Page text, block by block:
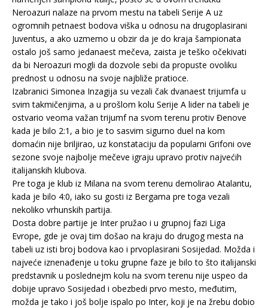
Neroazuri nalaze na prvom mestu na tabeli Serije A uz
ogromnih petnaest bodova viška u odnosu na drugoplasirani
Juventus, a ako uzmemo u obzir da je do kraja šampionata
ostalo još samo jedanaest mečeva, zaista je teško očekivati
da bi Neroazuri mogli da dozvole sebi da propuste ovoliku
prednost u odnosu na svoje najbliže pratioce.
Izabranici Simonea Inzagija su vezali čak dvanaest trijumfa u
svim takmičenjima, a u prošlom kolu Serije A lider na tabeli je
ostvario veoma važan trijumf na svom terenu protiv Đenove
kada je bilo 2:1, a bio je to sasvim sigurno duel na kom
domaćin nije briljirao, uz konstataciju da popularni Grifoni ove
sezone svoje najbolje mečeve igraju upravo protiv najvećih
italijanskih klubova.
Pre toga je klub iz Milana na svom terenu demolirao Atalantu,
kada je bilo 4:0, iako su gosti iz Bergama pre toga vezali
nekoliko vrhunskih partija.
Dosta dobre partije je Inter pružao i u grupnoj fazi Liga
Evrope, gde je ovaj tim došao na kraju do drugog mesta na
tabeli uz isti broj bodova kao i prvoplasirani Sosijedad. Možda i
najveće iznenađenje u toku grupne faze je bilo to što italijanski
predstavnik u poslednejm kolu na svom terenu nije uspeo da
dobije upravo Sosijedad i obezbedi prvo mesto, međutim,
možda je tako i još bolje ispalo po Inter, koji je na žrebu dobio